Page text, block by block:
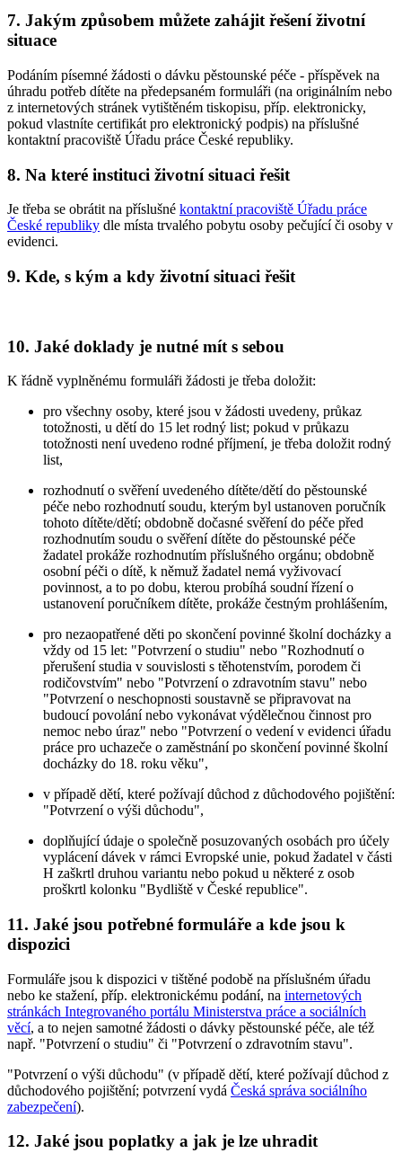
7. Jakým způsobem můžete zahájit řešení životní
situace
Podáním písemné žádosti o dávku pěstounské péče - příspěvek na
úhradu potřeb dítěte na předepsaném formuláři (na originálním nebo
z internetových stránek vytištěném tiskopisu, příp. elektronicky,
pokud vlastníte certifikát pro elektronický podpis) na příslušné
kontaktní pracoviště Úřadu práce České republiky.
8. Na které instituci životní situaci řešit
Je třeba se obrátit na příslušné kontaktní pracoviště Úřadu práce
České republiky dle místa trvalého pobytu osoby pečující či osoby v
evidenci.
9. Kde, s kým a kdy životní situaci řešit
10. Jaké doklady je nutné mít s sebou
K řádně vyplněnému formuláři žádosti je třeba doložit:
pro všechny osoby, které jsou v žádosti uvedeny, průkaz
totožnosti, u dětí do 15 let rodný list; pokud v průkazu
totožnosti není uvedeno rodné příjmení, je třeba doložit rodný
list,
rozhodnutí o svěření uvedeného dítěte/dětí do pěstounské
péče nebo rozhodnutí soudu, kterým byl ustanoven poručník
tohoto dítěte/dětí; obdobně dočasné svěření do péče před
rozhodnutím soudu o svěření dítěte do pěstounské péče
žadatel prokáže rozhodnutím příslušného orgánu; obdobně
osobní péči o dítě, k němuž žadatel nemá vyživovací
povinnost, a to po dobu, kterou probíhá soudní řízení o
ustanovení poručníkem dítěte, prokáže čestným prohlášením,
pro nezaopatřené děti po skončení povinné školní docházky a
vždy od 15 let: "Potvrzení o studiu" nebo "Rozhodnutí o
přerušení studia v souvislosti s těhotenstvím, porodem či
rodičovstvím" nebo "Potvrzení o zdravotním stavu" nebo
"Potvrzení o neschopnosti soustavně se připravovat na
budoucí povolání nebo vykonávat výdělečnou činnost pro
nemoc nebo úraz" nebo "Potvrzení o vedení v evidenci úřadu
práce pro uchazeče o zaměstnání po skončení povinné školní
docházky do 18. roku věku",
v případě dětí, které požívají důchod z důchodového pojištění:
"Potvrzení o výši důchodu",
doplňující údaje o společně posuzovaných osobách pro účely
vyplácení dávek v rámci Evropské unie, pokud žadatel v části
H zaškrtl druhou variantu nebo pokud u některé z osob
proškrtl kolonku "Bydliště v České republice".
11. Jaké jsou potřebné formuláře a kde jsou k
dispozici
Formuláře jsou k dispozici v tištěné podobě na příslušném úřadu
nebo ke stažení, příp. elektronickému podání, na internetových
stránkách Integrovaného portálu Ministerstva práce a sociálních
věcí, a to nejen samotné žádosti o dávky pěstounské péče, ale též
např. "Potvrzení o studiu" či "Potvrzení o zdravotním stavu".
"Potvrzení o výši důchodu" (v případě dětí, které požívají důchod z
důchodového pojištění; potvrzení vydá Česká správa sociálního
zabezpečení).
12. Jaké jsou poplatky a jak je lze uhradit